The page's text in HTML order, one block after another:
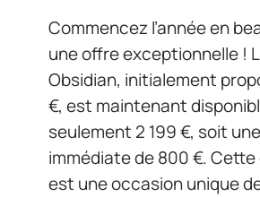
Commencez l’année en
une offre exceptionnelle !
Obsidian, initialement
€, est maintenant
seulement 2 199 €, soit
immédiate de 800 €.
est une occasion unique